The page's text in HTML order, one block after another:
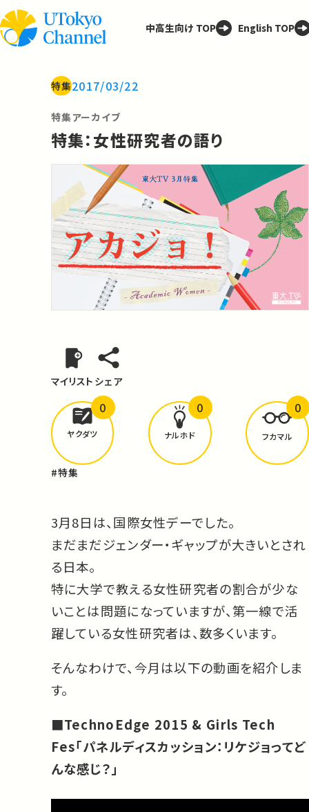
中高生向け TOP English TOP
特集2017/03/22
特集アーカイブ
特集：女性研究者の語り
マイリスト シェア
どんな学びがありましたか？
ヤクダツ
0
ナルホド
0
フカマル
0
#特集
3月8日は、国際女性デーでした。
まだまだジェンダー・ギャップが大きいとされ
る日本。
特に大学で教える女性研究者の割合が少な
いことは問題になっていますが、第一線で活
躍している女性研究者は、数多くいます。
そんなわけで、今月は以下の動画を紹介しま
す。
■TechnoEdge 2015 & Girls Tech
Fes「パネルディスカッション：リケジョってど
んな感じ？」